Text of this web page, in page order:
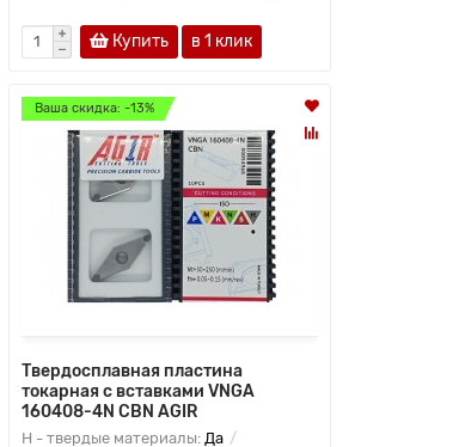
Купить в 1 клик
Ваша скидка: -13%
Твердосплавная пластина
токарная с вставками VNGA
160408-4N CBN AGIR
H - твердые материалы: Да